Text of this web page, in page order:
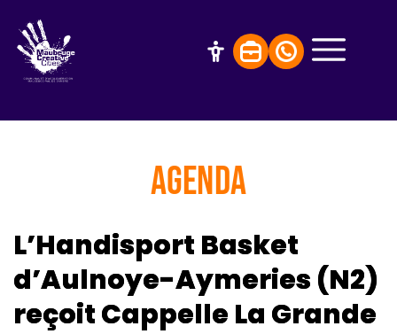
AGENDA
L’Handisport Basket
d’Aulnoye-Aymeries (N2)
reçoit Cappelle La Grande